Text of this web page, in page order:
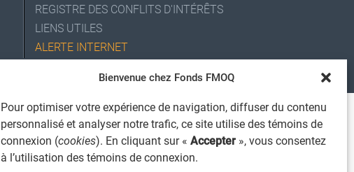
Bienvenue chez Fonds FMOQ
Pour optimiser votre expérience de navigation, diffuser du contenu
personnalisé et analyser notre trafic, ce site utilise des témoins de
connexion (cookies). En cliquant sur « Accepter », vous consentez
à l’utilisation des témoins de connexion.
REGISTRE DES CONFLITS D'INTÉRÊTS
LIENS UTILES
ALERTE INTERNET
Tous droits réservés.